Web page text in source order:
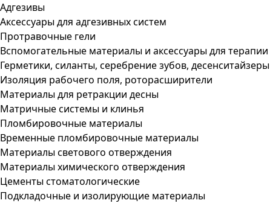
Адгезивы
Аксессуары для адгезивных систем
Протравочные гели
Вспомогательные материалы и аксессуары для терапии
Герметики, силанты, серебрение зубов, десенситайзеры
Изоляция рабочего поля, роторасширители
Материалы для ретракции десны
Матричные системы и клинья
Пломбировочные материалы
Временные пломбировочные материалы
Материалы светового отверждения
Материалы химического отверждения
Цементы стоматологические
Подкладочные и изолирующие материалы